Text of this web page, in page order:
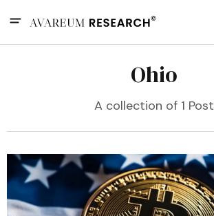
Ohio
A collection of 1 Post